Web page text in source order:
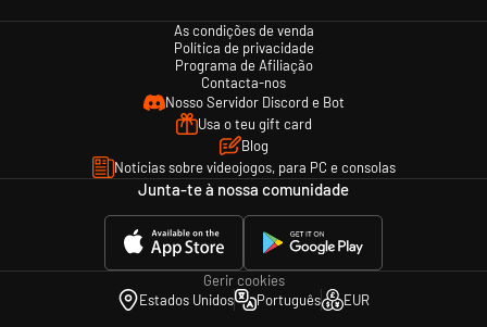
As condições de venda
Política de privacidade
Programa de Afiliação
Contacta-nos
Nosso Servidor Discord e Bot
Usa o teu gift card
Blog
Notícias sobre videojogos, para PC e consolas
Junta-te à nossa comunidade
Gerir cookies
Estados Unidos
Português EUR